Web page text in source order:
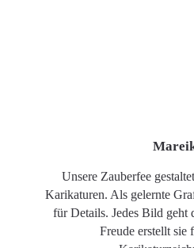
Unsere Zauberfee
Karikaturen. Als gelernte
für Details. Jedes Bild geht
Freude erstellt sie